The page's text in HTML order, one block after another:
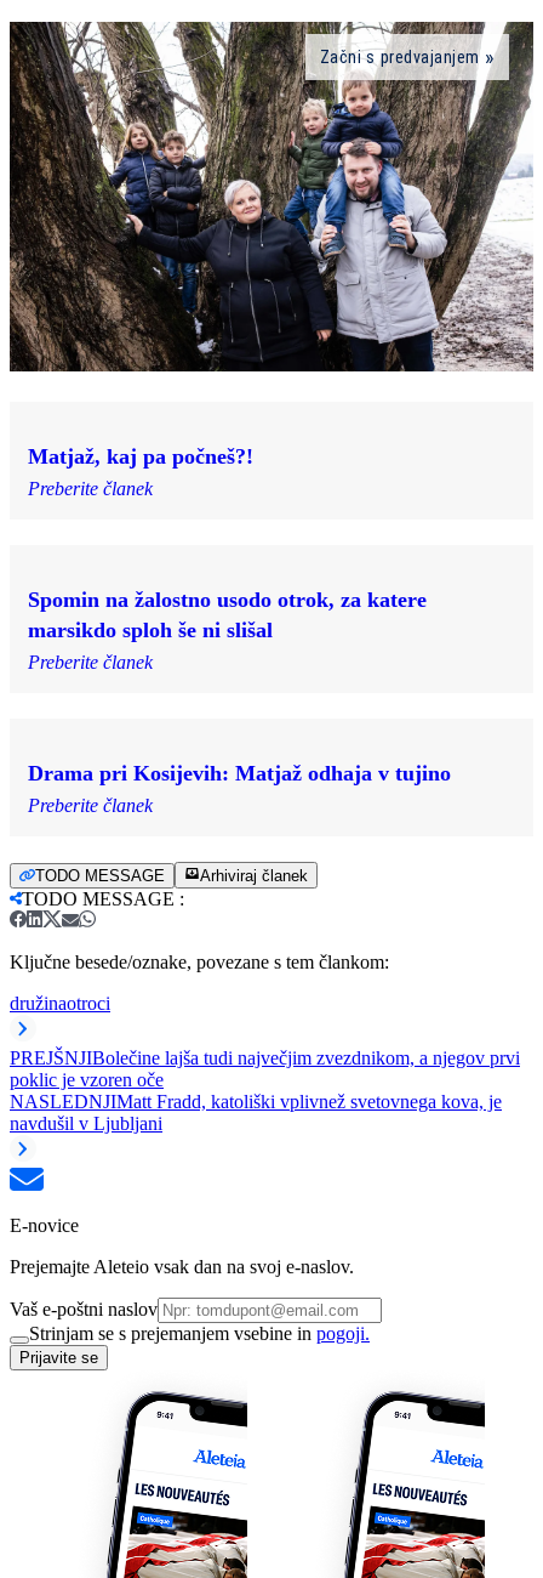
Začni s predvajanjem
Matjaž, kaj pa počneš?!
Preberite članek
Spomin na žalostno usodo otrok, za katere
marsikdo sploh še ni slišal
Preberite članek
Drama pri Kosijevih: Matjaž odhaja v tujino
Preberite članek
TODO MESSAGE Arhiviraj članek
TODO MESSAGE :
Ključne besede/oznake, povezane s tem člankom:
družinaotroci
PREJŠNJIBolečine lajša tudi največjim zvezdnikom, a njegov prvi
poklic je vzoren oče
NASLEDNJIMatt Fradd, katoliški vplivnež svetovnega kova, je
navdušil v Ljubljani
E-novice
Prejemajte Aleteio vsak dan na svoj e-naslov.
Vaš e-poštni naslov
Strinjam se s prejemanjem vsebine in pogoji.
Prijavite se